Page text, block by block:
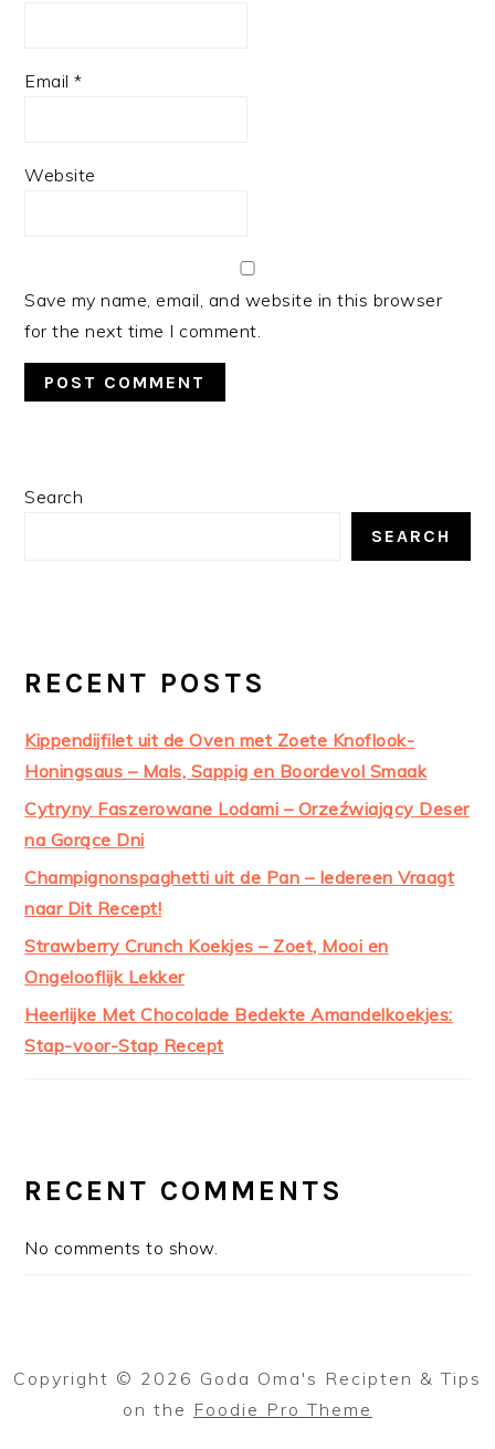
Email*
Website
Save my name, email, and website in this browser
for the next time I comment.
PRIMARY
Search
SEARCH
RECENT POSTS
Kippendijfilet uit de Oven met Zoete Knoflook-
Honingsaus – Mals, Sappig en Boordevol Smaak
Cytryny Faszerowane Lodami – Orzeźwiający Deser
na Gorące Dni
Champignonspaghetti uit de Pan – Iedereen Vraagt
naar Dit Recept!
Strawberry Crunch Koekjes – Zoet, Mooi en
Ongelooflijk Lekker
Heerlijke Met Chocolade Bedekte Amandelkoekjes:
Stap-voor-Stap Recept
RECENT COMMENTS
No comments to show.
Copyright © 2026 Goda Oma's Recipten & Tips
on the Foodie Pro Theme